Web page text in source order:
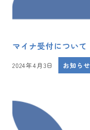
マイナ受付について
投稿日
2024年4月3日 お知らせ